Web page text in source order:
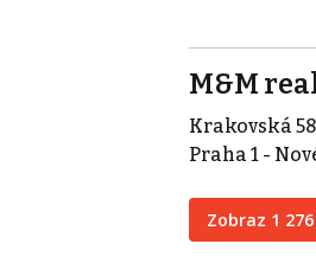
M&M
Krakovská
Praha 1 -
Zobraz 1